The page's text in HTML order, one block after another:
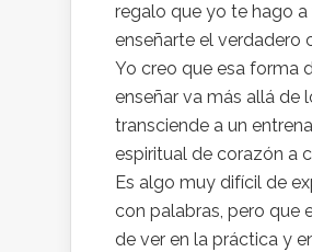
regalo que yo te hago a
enseñarte el verdadero
Yo creo que esa forma
enseñar va más allá de
transciende a un
espiritual de corazón a
Es algo muy difícil de
con palabras, pero que
de ver en la práctica y